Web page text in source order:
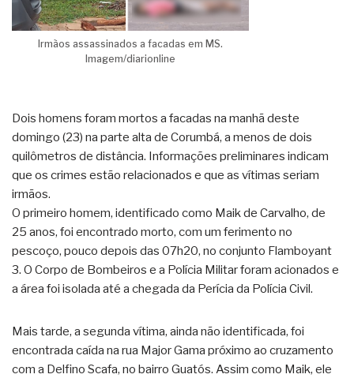
Irmãos assassinados a facadas em MS.
Imagem/diarionline
Dois homens foram mortos a facadas na manhã deste
domingo (23) na parte alta de Corumbá, a menos de dois
quilômetros de distância. Informações preliminares indicam
que os crimes estão relacionados e que as vítimas seriam
irmãos.
O primeiro homem, identificado como Maik de Carvalho, de
25 anos, foi encontrado morto, com um ferimento no
pescoço, pouco depois das 07h20, no conjunto Flamboyant
3. O Corpo de Bombeiros e a Polícia Militar foram acionados e
a área foi isolada até a chegada da Perícia da Polícia Civil.
Mais tarde, a segunda vítima, ainda não identificada, foi
encontrada caída na rua Major Gama próximo ao cruzamento
com a Delfino Scafa, no bairro Guatós. Assim como Maik, ele